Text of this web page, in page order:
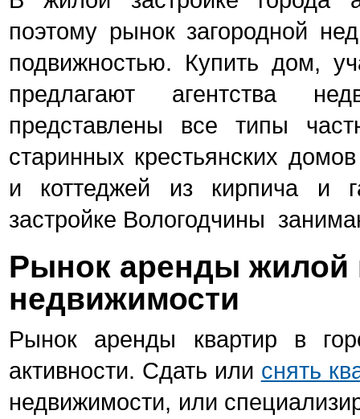
поэтому рынок загородной
подвижностью. Купить дом,
предлагают агентства
представлены все типы
старинных крестьянских
и коттеджей из кирпича и
застройке Вологодчины
Рынок аренды жилой
недвижимости
Рынок аренды квартир в
активности. Сдать или снять
недвижимости, или